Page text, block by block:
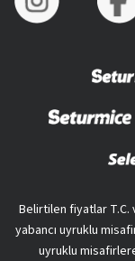
Belirtilen fiyatlar T.C.
yabancı uyruklu
uyruklu